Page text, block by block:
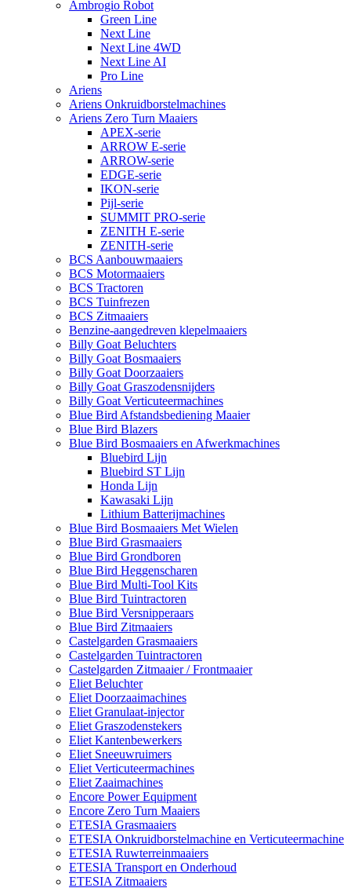
Ambrogio Robot
Green Line
Next Line
Next Line 4WD
Next Line AI
Pro Line
Ariens
Ariens Onkruidborstelmachines
Ariens Zero Turn Maaiers
APEX-serie
ARROW E-serie
ARROW-serie
EDGE-serie
IKON-serie
Pijl-serie
SUMMIT PRO-serie
ZENITH E-serie
ZENITH-serie
BCS Aanbouwmaaiers
BCS Motormaaiers
BCS Tractoren
BCS Tuinfrezen
BCS Zitmaaiers
Benzine-aangedreven klepelmaaiers
Billy Goat Beluchters
Billy Goat Bosmaaiers
Billy Goat Doorzaaiers
Billy Goat Graszodensnijders
Billy Goat Verticuteermachines
Blue Bird Afstandsbediening Maaier
Blue Bird Blazers
Blue Bird Bosmaaiers en Afwerkmachines
Bluebird Lijn
Bluebird ST Lijn
Honda Lijn
Kawasaki Lijn
Lithium Batterijmachines
Blue Bird Bosmaaiers Met Wielen
Blue Bird Grasmaaiers
Blue Bird Grondboren
Blue Bird Heggenscharen
Blue Bird Multi-Tool Kits
Blue Bird Tuintractoren
Blue Bird Versnipperaars
Blue Bird Zitmaaiers
Castelgarden Grasmaaiers
Castelgarden Tuintractoren
Castelgarden Zitmaaier / Frontmaaier
Eliet Beluchter
Eliet Doorzaaimachines
Eliet Granulaat-injector
Eliet Graszodenstekers
Eliet Kantenbewerkers
Eliet Sneeuwruimers
Eliet Verticuteermachines
Eliet Zaaimachines
Encore Power Equipment
Encore Zero Turn Maaiers
ETESIA Grasmaaiers
ETESIA Onkruidborstelmachine en Verticuteermachine
ETESIA Ruwterreinmaaiers
ETESIA Transport en Onderhoud
ETESIA Zitmaaiers